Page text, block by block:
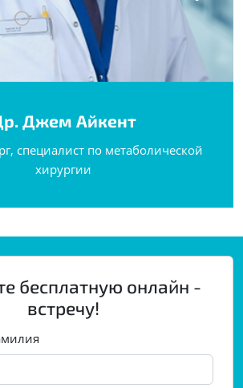
Джем Айкент
специалист по метаболической
хирургии
бесплатную онлайн -
встречу!